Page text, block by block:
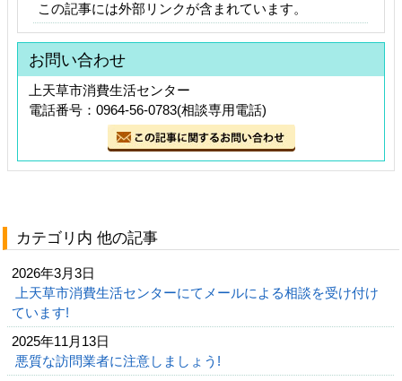
この記事には外部リンクが含まれています。
お問い合わせ
上天草市消費生活センター
電話番号：0964-56-0783(相談専用電話)
カテゴリ内 他の記事
2026年3月3日
上天草市消費生活センターにてメールによる相談を受け付け
ています!
2025年11月13日
悪質な訪問業者に注意しましょう!